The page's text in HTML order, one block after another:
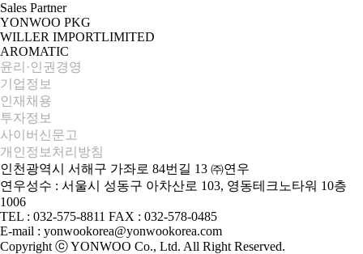
Sales Partner
YONWOO PKG
WILLER IMPORTLIMITED
AROMATIC
윤리·인권경영
기업정보
인재채용
투자정보
사이버신문고
개인정보처리방침
인천광역시 서해구 가좌로 84번길 13 ㈜연우
연우성수 : 서울시 성동구 아차산로 103, 영동테크노타워 10층
1006
TEL : 032-575-8811 FAX : 032-578-0485
E-mail : yonwookorea@yonwookorea.com
Copyright ⓒ YONWOO Co., Ltd. All Right Reserved.